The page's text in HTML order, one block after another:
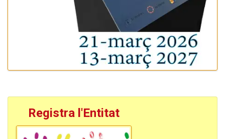
Registra l'Entitat